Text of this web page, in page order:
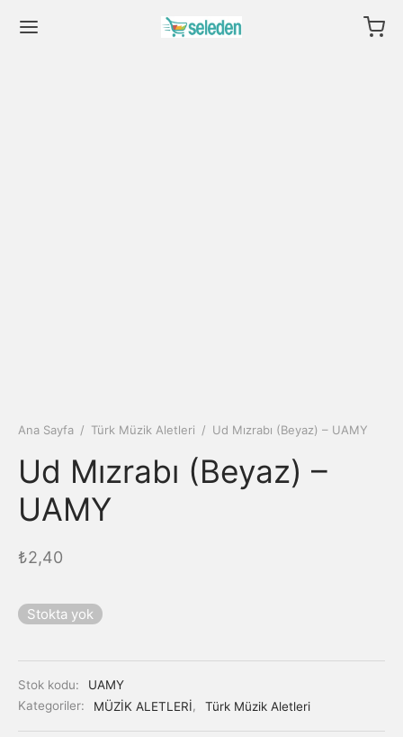
Ana Sayfa / Türk Müzik Aletleri / Ud Mızrabı (Beyaz) – UAMY
Ud Mızrabı (Beyaz) –
UAMY
₺2,40
Stokta yok
Stok kodu:
UAMY
Kategoriler:
MÜZİK ALETLERİ, Türk Müzik Aletleri